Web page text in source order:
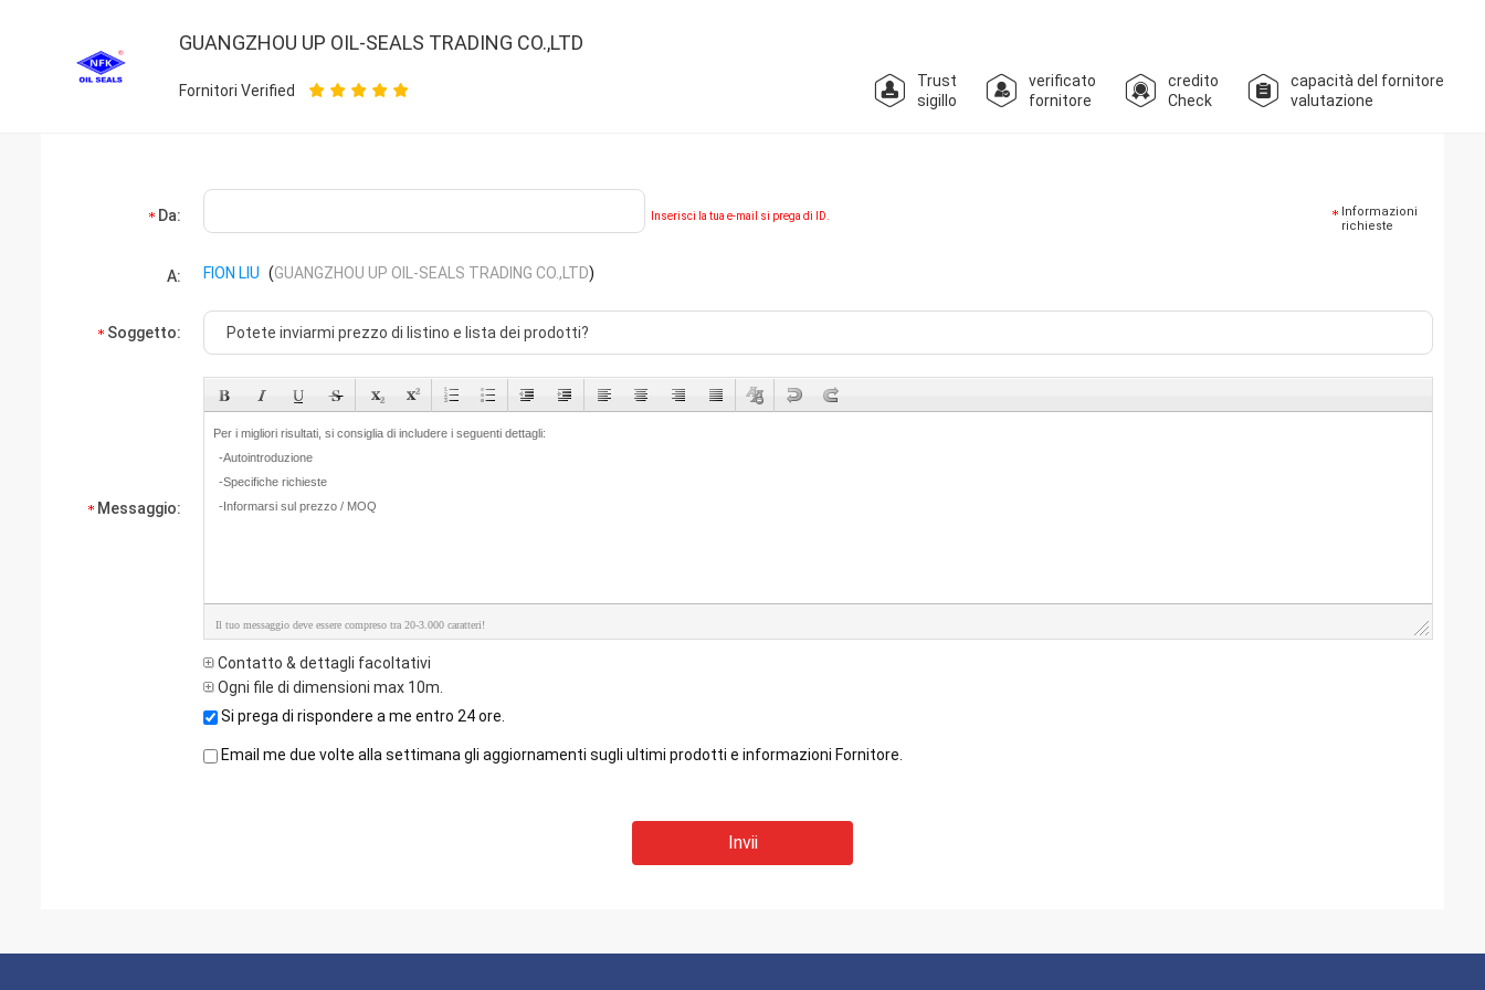
GUANGZHOU UP OIL-SEALS TRADING CO.,LTD
Fornitori Verified
Trust
sigillo
verificato
fornitore
credito
Check
capacità del fornitore
valutazione
Da: Inserisci la tua e-mail si prega di ID.
Informazioni
richieste
A: FION LIU (GUANGZHOU UP OIL-SEALS TRADING CO.,LTD)
Soggetto:
Messaggio:
Il tuo messaggio deve essere compreso tra 20-3.000 caratteri!
Contatto & dettagli facoltativi
Ogni file di dimensioni max 10m.
Si prega di rispondere a me entro 24 ore.
Email me due volte alla settimana gli aggiornamenti sugli ultimi prodotti e informazioni Fornitore.